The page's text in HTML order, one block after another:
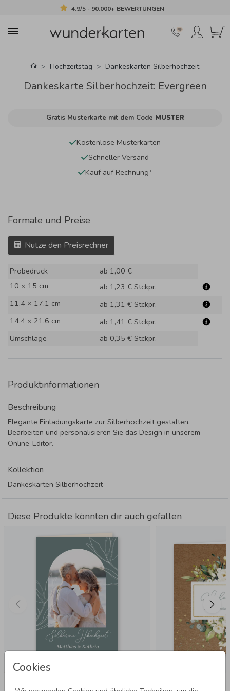
4.9/5 - 90.000+ BEWERTUNGEN
Cookies
Hochzeitstag Dankeskarten Silberhochzeit
Dankeskarte Silberhochzeit: Evergreen
Gratis Musterkarte mit dem Code MUSTER
Kostenlose Musterkarten
Schneller Versand
Kauf auf Rechnung*
Formate und Preise
Nutze den Preisrechner
Probedruck
ab 1,00 €
10 × 15 cm
ab 1,23 € Stckpr.
11.4 × 17.1 cm
ab 1,31 € Stckpr.
14.4 × 21.6 cm
ab 1,41 € Stckpr.
Umschläge
ab 0,35 € Stckpr.
Produktinformationen
Beschreibung
Elegante Einladungskarte zur Silberhochzeit gestalten.
Bearbeiten und personalisieren Sie das Design in unserem
Online-Editor.
Kollektion
Dankeskarten Silberhochzeit
Diese Produkte könnten dir auch gefallen